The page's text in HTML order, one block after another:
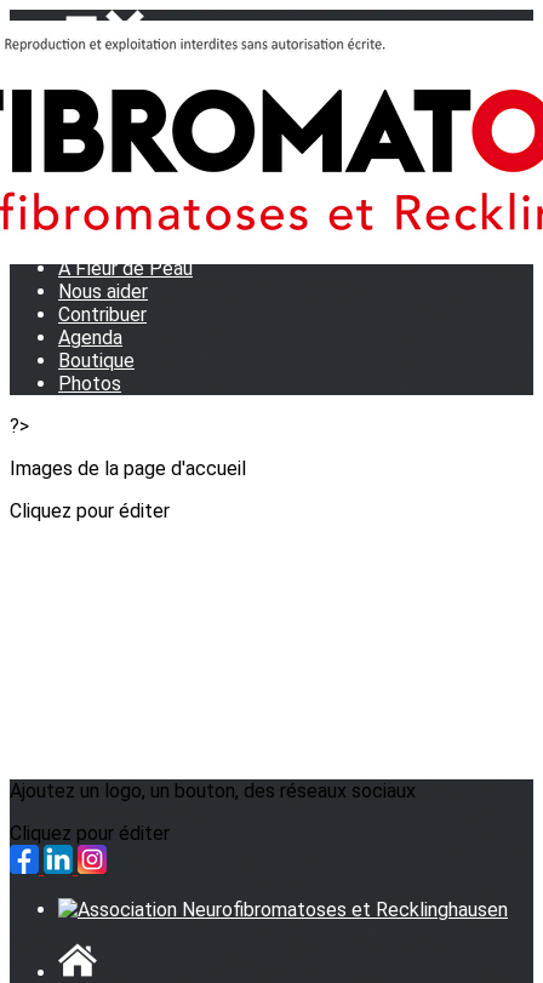
Menu
>
Journées Partage 2026 - La Rochelle
Les manifestations
Tom et son doudou
OSE TA VOIX
M.D.R. Expo
A Fleur de Peau
Nous aider
Contribuer
Agenda
Boutique
Photos
?>
Images de la page d'accueil
Cliquez pour éditer
Ajoutez un logo, un bouton, des réseaux sociaux
Cliquez pour éditer